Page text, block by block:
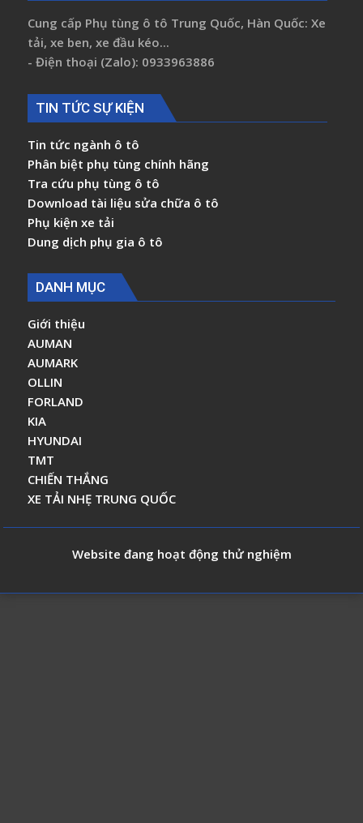
Cung cấp Phụ tùng ô tô Trung Quốc, Hàn Quốc: Xe
tải, xe ben, xe đầu kéo...
- Điện thoại (Zalo): 0933963886
TIN TỨC SỰ KIỆN
Tin tức ngành ô tô
Phân biệt phụ tùng chính hãng
Tra cứu phụ tùng ô tô
Download tài liệu sửa chữa ô tô
Phụ kiện xe tải
Dung dịch phụ gia ô tô
DANH MỤC
Giới thiệu
AUMAN
AUMARK
OLLIN
FORLAND
KIA
HYUNDAI
TMT
CHIẾN THẮNG
XE TẢI NHẸ TRUNG QUỐC
Website đang hoạt động thử nghiệm